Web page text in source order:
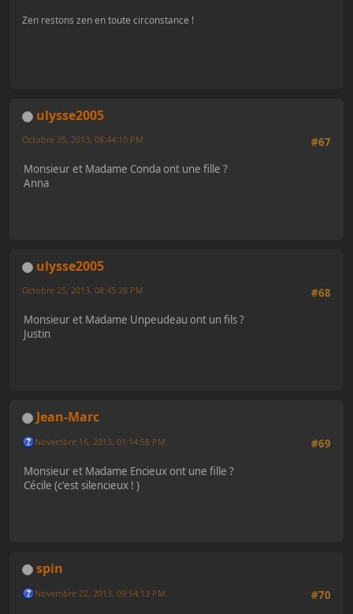
Zen restons zen en toute circonstance !
ulysse2005
#67
Octobre 25, 2013, 08:44:10 PM
Monsieur et Madame Conda ont une fille ?
Anna
ulysse2005
#68
Octobre 25, 2013, 08:45:28 PM
Monsieur et Madame Unpeudeau ont un fils ?
Justin
Jean-Marc
#69
Novembre 16, 2013, 01:14:58 PM
Monsieur et Madame Encieux ont une fille ?
Cécile (c'est silencieux ! )
spin
#70
Novembre 22, 2013, 09:54:13 PM